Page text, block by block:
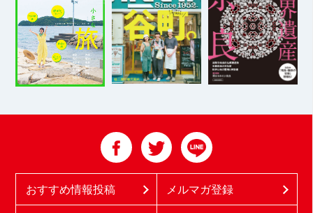
おすすめ情報投稿 メルマガ登録